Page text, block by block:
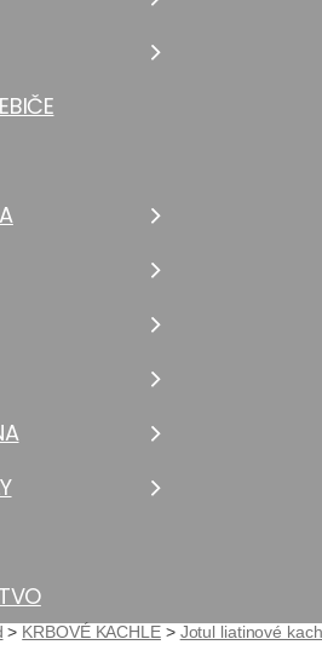
> KRBOVÉ KACHLE> Jotul liatinové